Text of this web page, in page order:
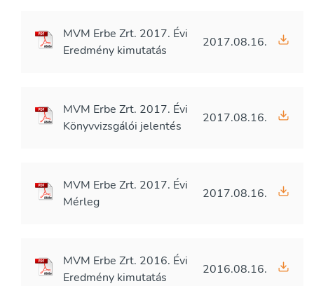
MVM Erbe Zrt. 2017. Évi
Eredmény kimutatás
2017.08.16.
MVM Erbe Zrt. 2017. Évi
Könyvvizsgálói jelentés
2017.08.16.
MVM Erbe Zrt. 2017. Évi
Mérleg
2017.08.16.
MVM Erbe Zrt. 2016. Évi
Eredmény kimutatás
2016.08.16.